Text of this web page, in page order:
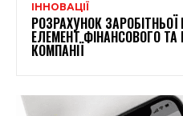
ІННОВАЦІЇ
РОЗРАХУНОК
ЕЛЕМЕНТ ФІНАНСОВОГО
КОМПАНІЇ